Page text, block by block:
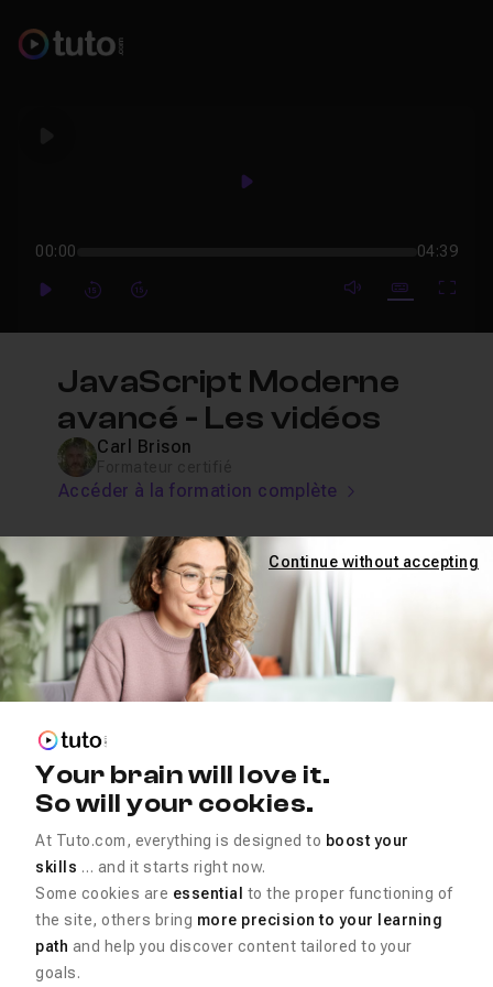
Play
00:00 04:39
PlayForwardForward mute video
Subtitles
JavaScript Moderne
avancé - Les vidéos
Carl Brison
Accéder à la formation complète